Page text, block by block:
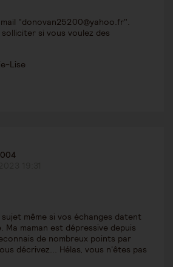
"donovan25200@yahoo.fr".
si vous voulez des
Lise
même si vos échanges datent
Ma maman est dépressive depuis
de nombreux points par
décrivez... Hélas, vous n'êtes pas